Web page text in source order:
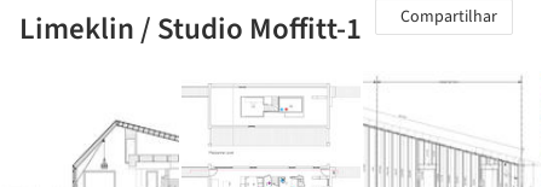
Limeklin / Studio Moffitt-1
Compartilhar